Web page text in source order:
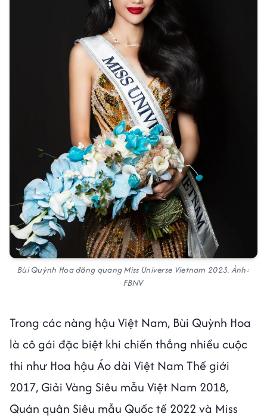
Bùi Quỳnh Hoa đăng quang Miss Universe Vietnam 2023. Ảnh:
FBNV
Trong các nàng hậu Việt Nam, Bùi Quỳnh Hoa
là cô gái đặc biệt khi chiến thắng nhiều cuộc
thi như Hoa hậu Áo dài Việt Nam Thế giới
2017, Giải Vàng Siêu mẫu Việt Nam 2018,
Quán quân Siêu mẫu Quốc tế 2022 và Miss